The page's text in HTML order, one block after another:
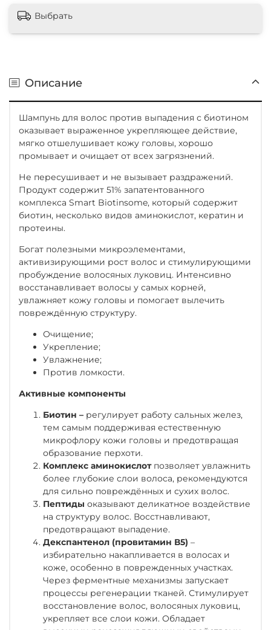
Выбрать
Описание
Шампунь для волос против выпадения с биотином
оказывает выраженное укрепляющее действие,
мягко отшелушивает кожу головы, хорошо
промывает и очищает от всех загрязнений.
Не пересушивает и не вызывает раздражений.
Продукт содержит 51% запатентованного
комплекса Smart Biotinsome, который содержит
биотин, несколько видов аминокислот, кератин и
протеины.
Богат полезными микроэлементами,
активизирующими рост волос и стимулирующими
пробуждение волосяных луковиц. Интенсивно
восстанавливает волосы у самых корней,
увлажняет кожу головы и помогает вылечить
повреждённую структуру.
Очищение;
Укрепление;
Увлажнение;
Против ломкости.
Активные компоненты
Биотин – регулирует работу сальных желез,
тем самым поддерживая естественную
микрофлору кожи головы и предотвращая
образование перхоти.
Комплекс аминокислот позволяет увлажнить
более глубокие слои волоса, рекомендуются
для сильно повреждённых и сухих волос.
Пептиды оказывают деликатное воздействие
на структуру волос. Восстнавливают,
предотвращают выпадение.
Декспантенол (провитамин В5) –
избирательно накапливается в волосах и
коже, особенно в поврежденных участках.
Через ферментные механизмы запускает
процессы регенерации тканей. Стимулирует
восстановление волос, волосяных луковиц,
укрепляет все слои кожи. Обладает